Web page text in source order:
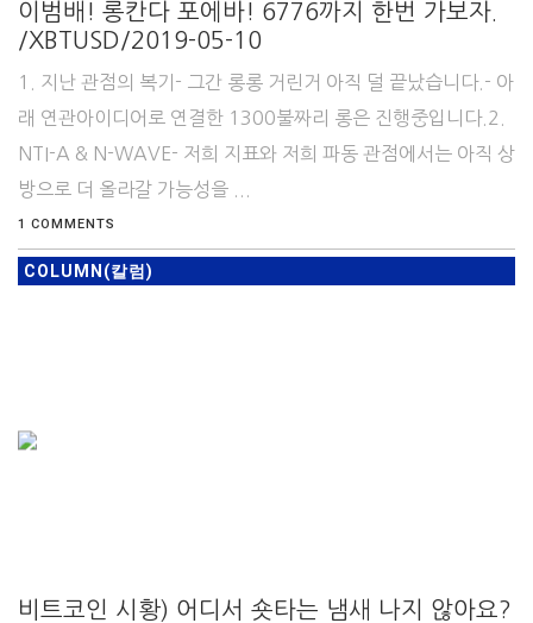
이범배! 롱칸다 포에바! 6776까지 한번 가보자.
/XBTUSD/2019-05-10
1. 지난 관점의 복기- 그간 롱롱 거린거 아직 덜 끝났습니다.- 아
래 연관아이디어로 연결한 1300불짜리 롱은 진행중입니다.2.
NTI-A & N-WAVE- 저희 지표와 저희 파동 관점에서는 아직 상
방으로 더 올라갈 가능성을 ...
1 COMMENTS
COLUMN(칼럼)
비트코인 시황) 어디서 숏타는 냄새 나지 않아요?